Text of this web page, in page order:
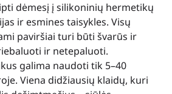
dėmesį į silikoninių hermetikų
ir esmines taisykles. Visų
paviršiai turi būti švarūs ir
ir netepaluoti.
galima naudoti tik 5–40
Viena didžiausių klaidų, kuri